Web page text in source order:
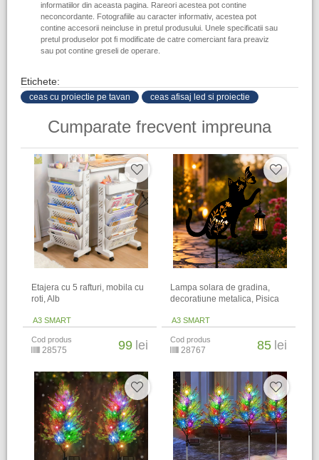
informatiilor din aceasta pagina. Rareori acestea pot contine
neconcordante. Fotografiile au caracter informativ, acestea pot
contine accesorii neincluse in pretul produsului. Unele specificatii sau
pretul produselor pot fi modificate de catre comerciant fara preaviz
sau pot contine greseli de operare.
Etichete:
ceas cu proiectie pe tavan ceas afisaj led si proiectie
Cumparate frecvent impreuna
Etajera cu 5 rafturi, mobila cu
roti, Alb
A3 SMART
Cod produs
28575 99 lei
Lampa solara de gradina,
decoratiune metalica, Pisica
A3 SMART
Cod produs
28767 85 lei